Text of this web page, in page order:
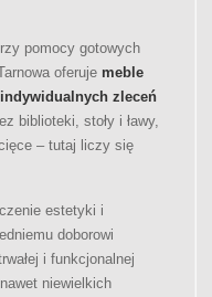
pomocy gotowych
oferuje meble
zleceń
biblioteki, stoły i ławy,
– tutaj liczy się
estetyki i
doborowi
i funkcjonalnej
niewielkich